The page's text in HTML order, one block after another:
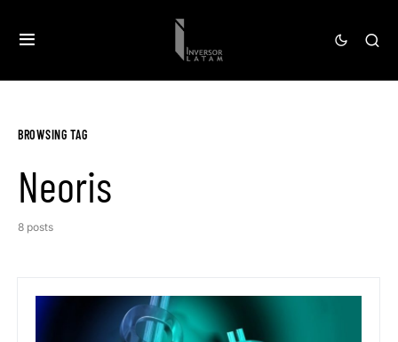
BROWSING TAG
Neoris
8 posts